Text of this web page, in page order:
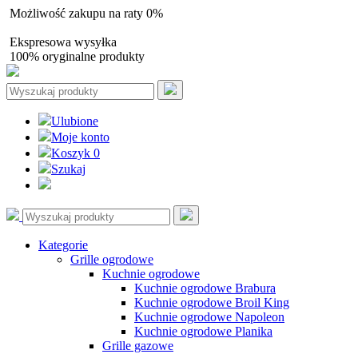
Możliwość zakupu na raty 0%
Ekspresowa wysyłka
100% oryginalne produkty
Ulubione
Moje konto
Koszyk 0
Szukaj
Kategorie
Grille ogrodowe
Kuchnie ogrodowe
Kuchnie ogrodowe Brabura
Kuchnie ogrodowe Broil King
Kuchnie ogrodowe Napoleon
Kuchnie ogrodowe Planika
Grille gazowe